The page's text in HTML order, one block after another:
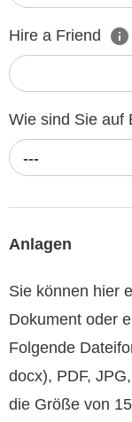
Hire a Friend
Wie sind Sie auf
---
Anlagen
Sie können hier
Dokument oder
Folgende
docx), PDF,
die Größe von